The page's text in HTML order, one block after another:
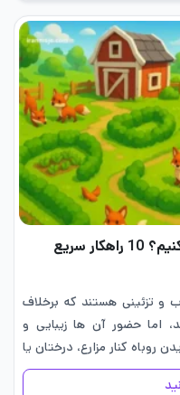
سریع
و تزئینی هستند که برخلاف
اما حضور آن ها زیبایی و
روباه کنار مزارع، درختان یا